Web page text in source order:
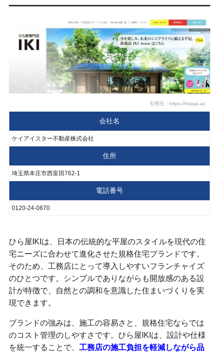
引用元：https://hiraya.ai/
会社名
ケイアイスター不動産株式会社
住所
埼玉県本庄市西富田762-1
電話番号
0120-24-0870
ひら屋IKIは、日本の伝統的な平屋のスタイルを現代の住
宅ニーズに合わせて進化させた規格住宅ブランドです。
そのため、工務店にとって導入しやすいフランチャイズ
のひとつです。シンプルでありながらも開放感のある設
計が特徴で、自然との調和を意識した住まいづくりを実
現できます。
ブランドの強みは、施工の容易さと、規格住宅ならでは
のコスト管理のしやすさです。ひら屋IKIは、設計や仕様
を統一することで、 工務店の施工負担を軽減しながら品